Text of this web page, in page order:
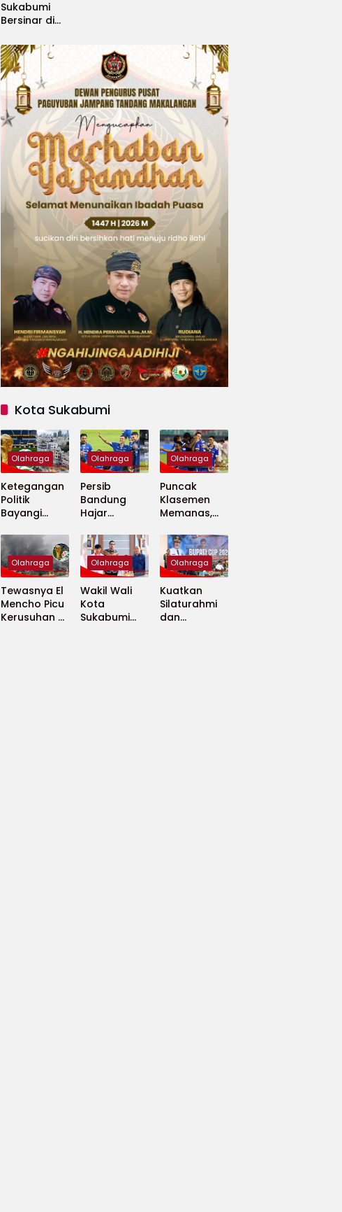
Sukabumi
Bersinar di
Gelar
Bergengsi
Ajang Idol
Kids
International
2026
Kota Sukabumi
Olahraga
Ketegangan
Politik
Bayangi
Piala Dunia
2026
Olahraga
Persib
Bandung
Hajar
United 5-0,
Perkuat
Puncak
Klasemen BRI
Super
League
Olahraga
Puncak
Klasemen
Memanas,
Persija Saling
Tekan
Olahraga
Tewasnya El
Mencho Picu
Kerusuhan di
Olahraga
Wakil Wali
Kota
Sukabumi
Olahraga
Kuatkan
Silaturahmi
dan